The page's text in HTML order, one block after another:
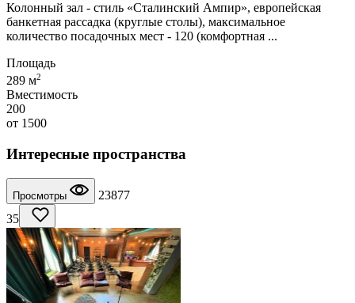
Колонный зал - стиль «Сталинский Ампир», европейская
банкетная рассадка (круглые столы), максимальное
количество посадочных мест - 120 (комфортная ...
Площадь
289 м2
Вместимость
200
от 1500
Интересные пространства
Просмотры
23877
35